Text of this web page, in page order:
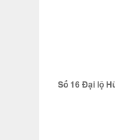
Số 16 Đại lộ